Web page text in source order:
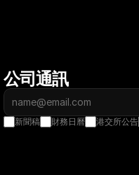
公司通訊
新聞稿 財務日曆 港交所公告